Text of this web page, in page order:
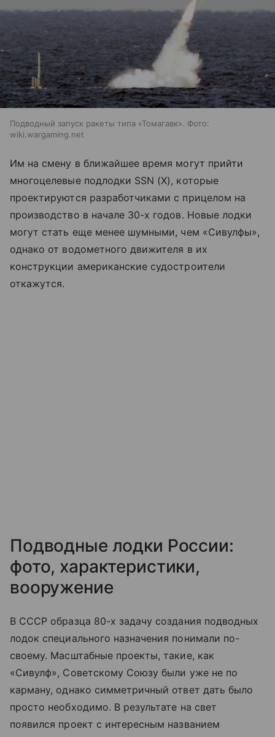
Подводный запуск ракеты типа «Томагавк». Фото:
wiki.wargaming.net
Им на смену в ближайшее время могут прийти
многоцелевые подлодки SSN (X), которые
проектируются разработчиками с прицелом на
производство в начале 30-х годов. Новые лодки
могут стать еще менее шумными, чем «Сивулфы»,
однако от водометного движителя в их
конструкции американские судостроители
откажутся.
Подводные лодки России:
фото, характеристики,
вооружение
В СССР образца 80-х задачу создания подводных
лодок специального назначения понимали по-
своему. Масштабные проекты, такие, как
«Сивулф», Советскому Союзу были уже не по
карману, однако симметричный ответ дать было
просто необходимо. В результате на свет
появился проект с интересным названием